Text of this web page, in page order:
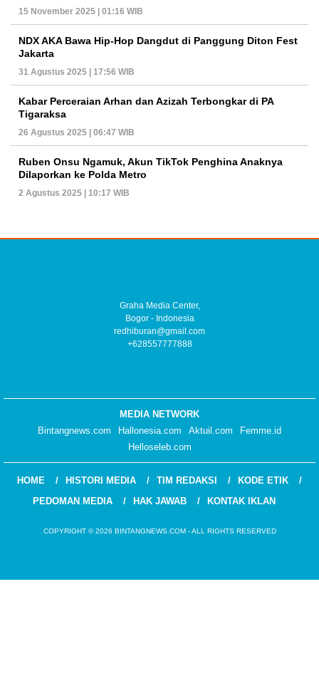
15 November 2025 | 01:16 WIB
NDX AKA Bawa Hip-Hop Dangdut di Panggung Diton Fest
Jakarta
31 Agustus 2025 | 17:56 WIB
Kabar Perceraian Arhan dan Azizah Terbongkar di PA
Tigaraksa
26 Agustus 2025 | 06:47 WIB
Ruben Onsu Ngamuk, Akun TikTok Penghina Anaknya
Dilaporkan ke Polda Metro
2 Agustus 2025 | 10:17 WIB
Graha Media Center,
Bogor - Indonesia
redhiburan@gmail.com
+628557777888
MEDIA NETWORK
Bintangnews.com
Hallonesia.com Aktuil.com
Femme.id
Helloseleb.com
HOME HISTORI MEDIA TIM REDAKSI
KODE ETIK
PEDOMAN MEDIA
HAK JAWAB KONTAK IKLAN
COPYRIGHT © 2026 BINTANGNEWS.COM - ALL RIGHTS RESERVED